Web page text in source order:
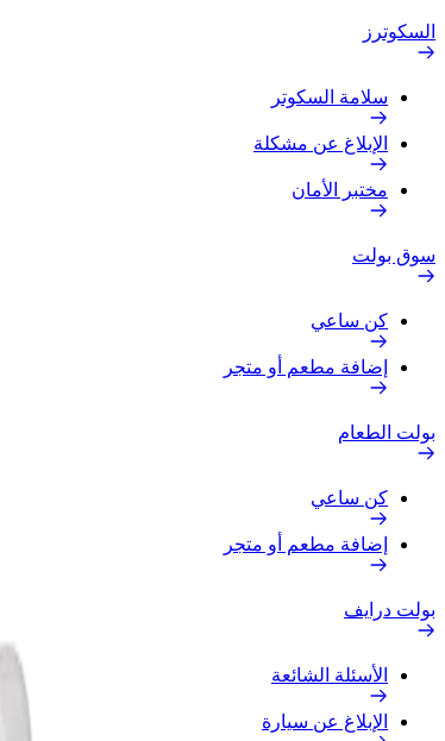
السكوترز
سلامة السكوتر
الإبلاغ عن مشكلة
مختبر الأمان
سوق بولت
كن ساعي
إضافة مطعم أو متجر
بولت الطعام
كن ساعي
إضافة مطعم أو متجر
بولت درايف
الأسئلة الشائعة
الإبلاغ عن سيارة